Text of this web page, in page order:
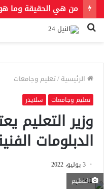
من هي الحقيقة وما
بحث
الرئيسية/تعليم وجامعات
تعليم وجامعات سلايدر
وزير التعليم
الدبلومات
3 يوليو، 2022
التعليم